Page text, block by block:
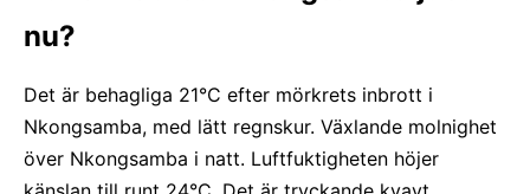
nu?
Det är behagliga 21°C efter mörkrets inbrott i
Nkongsamba, med lätt regnskur. Växlande molnighet
över Nkongsamba i natt. Luftfuktigheten höjer